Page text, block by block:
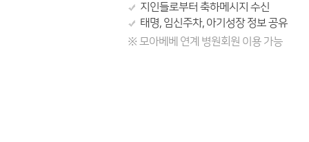
지인들로부터 축하메시지 수신
태명, 임신주차, 아기성장 정보 공유
※ 모아베베 연계 병원회원 이용 가능